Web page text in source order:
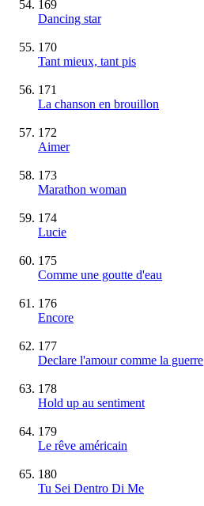
169
Dancing star
170
Tant mieux, tant pis
171
La chanson en brouillon
172
Aimer
173
Marathon woman
174
Lucie
175
Comme une goutte d'eau
176
Encore
177
Declare l'amour comme la guerre
178
Hold up au sentiment
179
Le rêve américain
180
Tu Sei Dentro Di Me